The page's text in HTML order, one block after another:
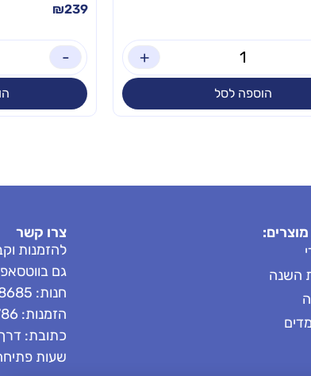
+
הוספה לסל
₪239
-
השנה
צרו קשר
להזמנות
גם
חנות: 050-8588685
הזמנות: 050-8688786
כתובת: דרך ארץ
שעות פתיחה: